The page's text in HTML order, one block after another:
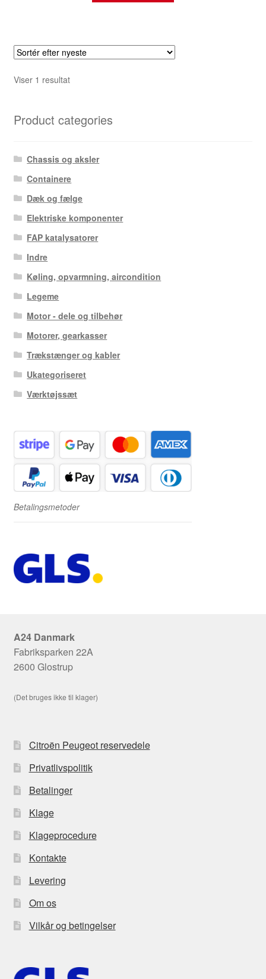
Viser 1 resultat
Product categories
Chassis og aksler
Containere
Dæk og fælge
Elektriske komponenter
FAP katalysatorer
Indre
Køling, opvarmning, aircondition
Legeme
Motor - dele og tilbehør
Motorer, gearkasser
Trækstænger og kabler
Ukategoriseret
Værktøjssæt
Betalingsmetoder
A24 Danmark
Fabriksparken 22A
2600 Glostrup
(Det bruges ikke til klager)
Citroën Peugeot reservedele
Privatlivspolitik
Betalinger
Klage
Klageprocedure
Kontakte
Levering
Om os
Vilkår og betingelser